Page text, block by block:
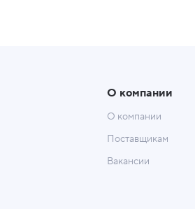
О компании
О компании
Поставщикам
Вакансии